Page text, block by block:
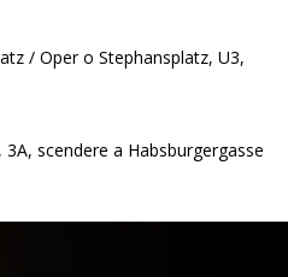
/ Oper o Stephansplatz, U3,
scendere a Habsburgergasse